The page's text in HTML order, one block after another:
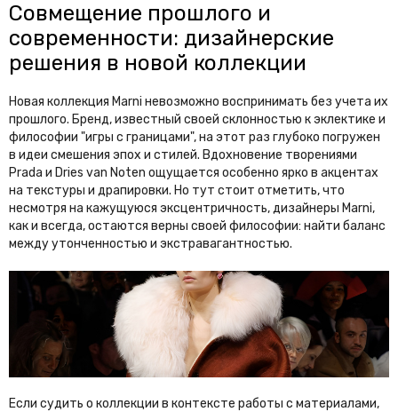
Совмещение прошлого и
современности: дизайнерские
решения в новой коллекции
Новая коллекция Marni невозможно воспринимать без учета их
прошлого. Бренд, известный своей склонностью к эклектике и
философии "игры с границами", на этот раз глубоко погружен
в идеи смешения эпох и стилей. Вдохновение творениями
Prada и Dries van Noten ощущается особенно ярко в акцентах
на текстуры и драпировки. Но тут стоит отметить, что
несмотря на кажущуюся эксцентричность, дизайнеры Marni,
как и всегда, остаются верны своей философии: найти баланс
между утонченностью и экстравагантностью.
Если судить о коллекции в контексте работы с материалами,